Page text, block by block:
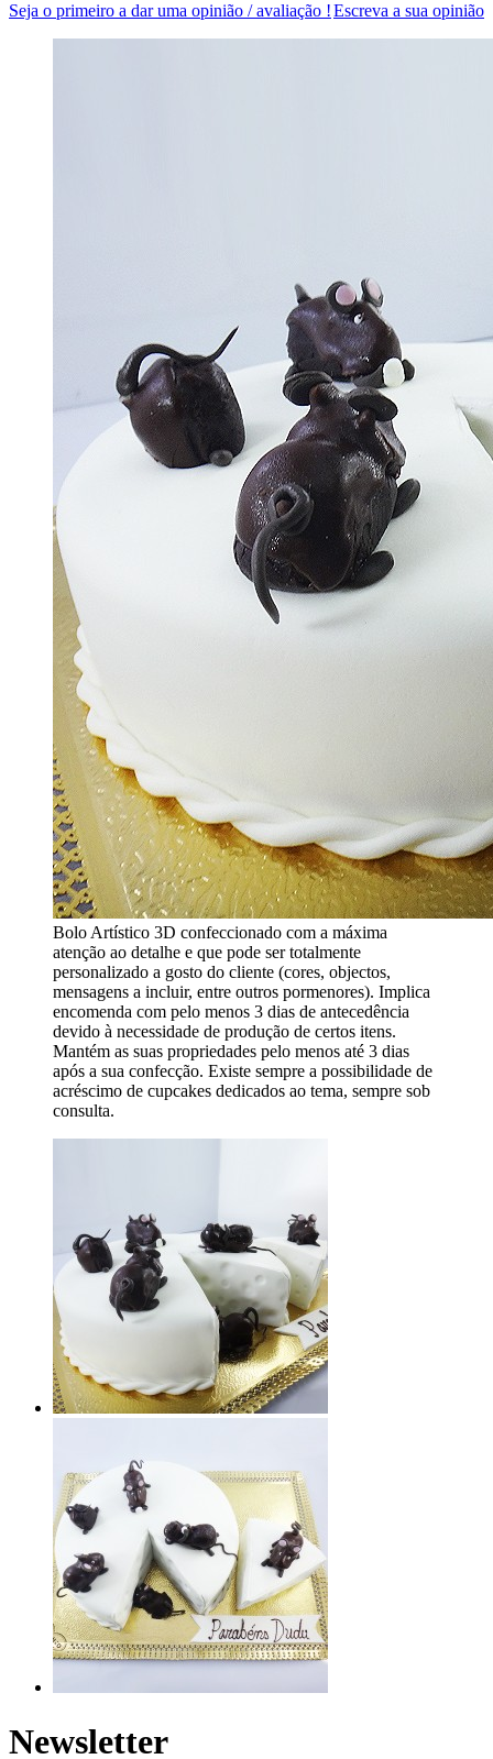
Escreva a sua opinião
Seja o primeiro a dar uma opinião / avaliação !
Bolo Artístico 3D confeccionado com a máxima
atenção ao detalhe e que pode ser totalmente
personalizado a gosto do cliente (cores, objectos,
mensagens a incluir, entre outros pormenores). Implica
encomenda com pelo menos 3 dias de antecedência
devido à necessidade de produção de certos itens.
Mantém as suas propriedades pelo menos até 3 dias
após a sua confecção. Existe sempre a possibilidade de
acréscimo de cupcakes dedicados ao tema, sempre sob
consulta.
Newsletter